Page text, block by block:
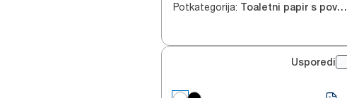
Potkategorija: Toaletni papir s povlačenjem u sredini
Usporedi